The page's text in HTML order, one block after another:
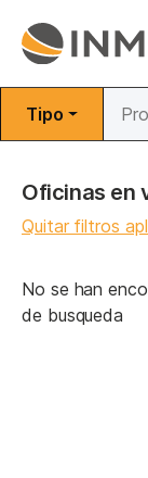
Tipo
Oficinas en
Quitar filtros
No se han
de busqueda